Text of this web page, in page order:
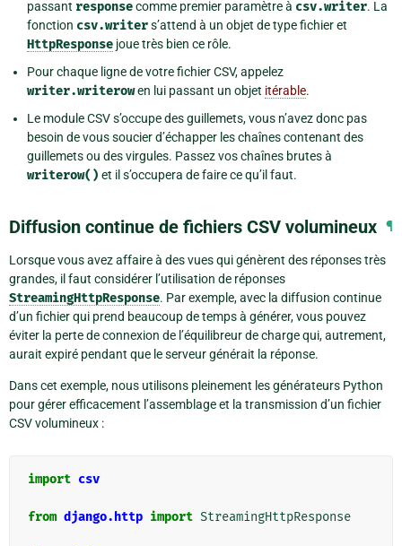
passant responsecomme premier paramètre à csv.writer. La
fonction csv.writers’attend à un objet de type fichier et
HttpResponse joue très bien ce rôle.
Pour chaque ligne de votre fichier CSV, appelez
writer.writerowen lui passant un objet itérable.
Le module CSV s’occupe des guillemets, vous n’avez donc pas
besoin de vous soucier d’échapper les chaînes contenant des
guillemets ou des virgules. Passez vos chaînes brutes à
writerow() et il s’occupera de faire ce qu’il faut.
Diffusion continue de fichiers CSV volumineux ¶
Lorsque vous avez affaire à des vues qui génèrent des réponses très
grandes, il faut considérer l’utilisation de réponses
StreamingHttpResponse. Par exemple, avec la diffusion continue
d’un fichier qui prend beaucoup de temps à générer, vous pouvez
éviter la perte de connexion de l’équilibreur de charge qui, autrement,
aurait expiré pendant que le serveur générait la réponse.
Dans cet exemple, nous utilisons pleinement les générateurs Python
pour gérer efficacement l’assemblage et la transmission d’un fichier
CSV volumineux :
import csv
from django.http import StreamingHttpResponse